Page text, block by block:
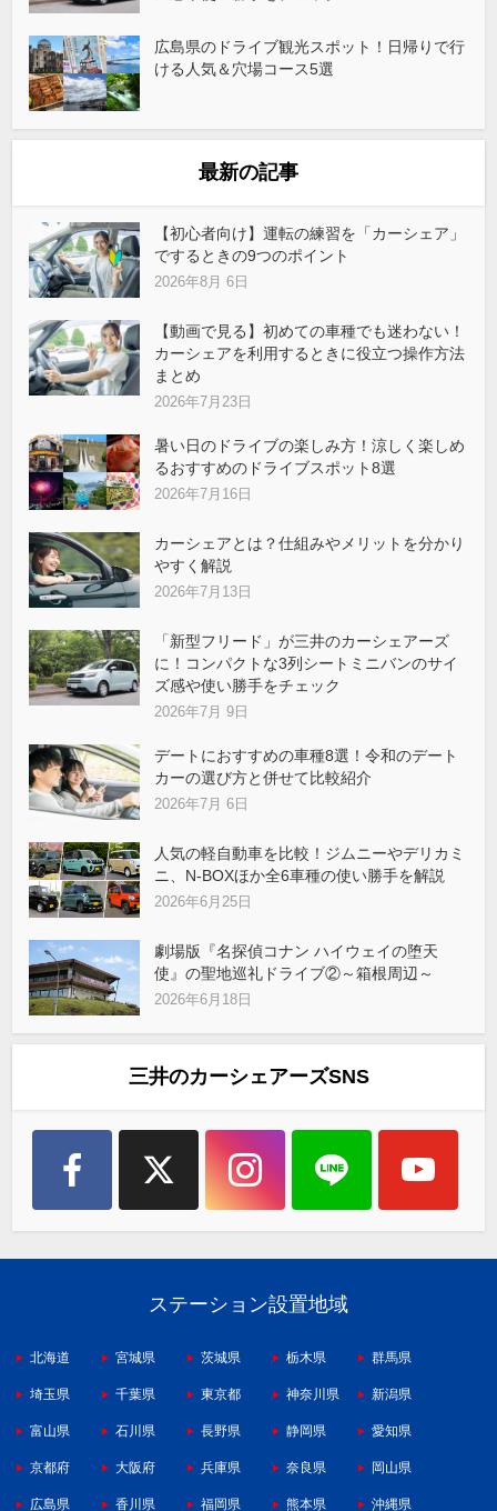
広島県のドライブ観光スポット！日帰りで行
ける人気＆穴場コース5選
最新の記事
【初心者向け】運転の練習を「カーシェア」
でするときの9つのポイント
2026年8月 6日
【動画で見る】初めての車種でも迷わない！
カーシェアを利用するときに役立つ操作方法
まとめ
2026年7月23日
暑い日のドライブの楽しみ方！涼しく楽しめ
るおすすめのドライブスポット8選
2026年7月16日
カーシェアとは？仕組みやメリットを分かり
やすく解説
2026年7月13日
「新型フリード」が三井のカーシェアーズ
に！コンパクトな3列シートミニバンのサイ
ズ感や使い勝手をチェック
2026年7月 9日
デートにおすすめの車種8選！令和のデート
カーの選び方と併せて比較紹介
2026年7月 6日
人気の軽自動車を比較！ジムニーやデリカミ
ニ、N-BOXほか全6車種の使い勝手を解説
2026年6月25日
劇場版『名探偵コナン ハイウェイの堕天
使』の聖地巡礼ドライブ②～箱根周辺～
2026年6月18日
三井のカーシェアーズSNS
ステーション設置地域
北海道 宮城県 茨城県 栃木県 群馬県
埼玉県 千葉県 東京都 神奈川県 新潟県
富山県 石川県 長野県 静岡県 愛知県
京都府 大阪府 兵庫県 奈良県 岡山県
広島県 香川県 福岡県 熊本県 沖縄県